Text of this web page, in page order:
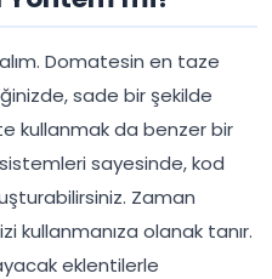
Domatesin en taze
sade bir şekilde
kullanmak da benzer bir
sayesinde, kod
Zaman
kullanmanıza olanak tanır.
eklentilerle